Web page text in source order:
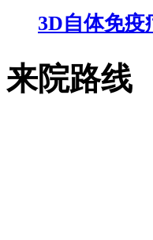
3D自体免疫
来院路线